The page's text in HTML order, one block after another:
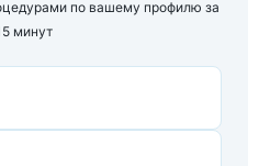
по вашему профилю за
минут